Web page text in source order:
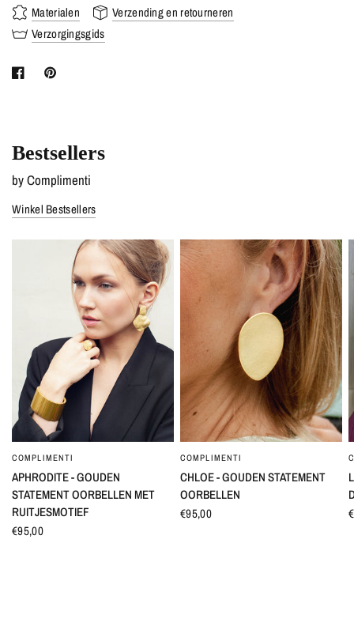
Materialen
Verzending en retourneren
Verzorgingsgids
Bestsellers
by Complimenti
Winkel Bestsellers
SNEL BEKIJKEN
COMPLIMENTI
APHRODITE - GOUDEN
STATEMENT OORBELLEN MET
RUITJESMOTIEF
€95,00
SNEL BEKIJKEN
COMPLIMENTI
CHLOE - GOUDEN STATEMENT
OORBELLEN
€95,00